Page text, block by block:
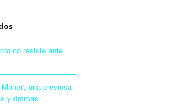
no resiste ante
una preciosa
y dramas